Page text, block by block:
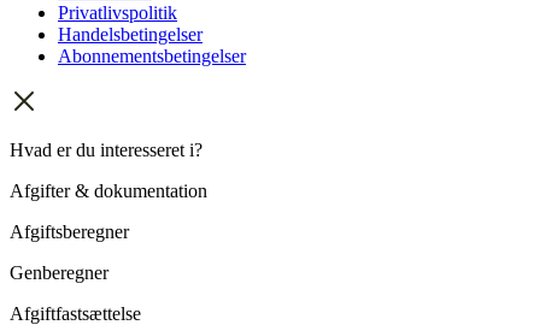
Privatlivspolitik
Handelsbetingelser
Abonnementsbetingelser
Hvad er du interesseret i?
Afgifter & dokumentation
Afgiftsberegner
Genberegner
Afgiftfastsættelse